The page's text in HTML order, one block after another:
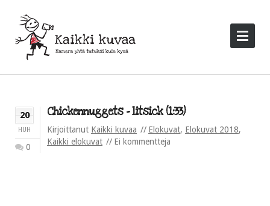
20
HUH
0
Chickennuggets – litsick (1:33)
Kirjoittanut Kaikki kuvaa Elokuvat, Elokuvat 2018,
Kaikki elokuvat
Ei kommentteja